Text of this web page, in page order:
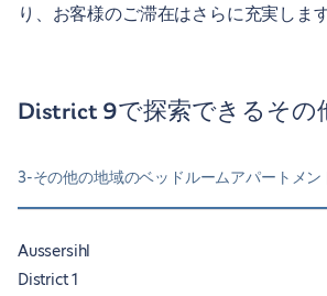
り、お客様のご滞在はさらに充実します
District 9で探索できるその
3-その他の地域のベッドルームアパートメン
Aussersihl
District 1